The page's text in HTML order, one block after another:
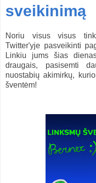
sveikinimą
Noriu visus visus
Twitter'yje pasveikinti
Linkiu jums šias
draugais, pasisemti
nuostabių akimirkų,
šventėm!